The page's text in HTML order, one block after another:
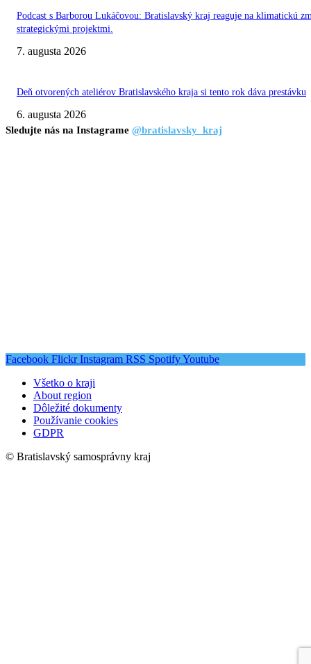
Podcast s Barborou Lukáčovou: Bratislavský kraj reaguje na klimatickú
strategickými projektmi.
7. augusta 2026
Deň otvorených ateliérov Bratislavského kraja si tento rok dáva prestávku
6. augusta 2026
Sledujte nás na Instagrame @bratislavsky_kraj
Facebook Flickr Instagram RSS SpotifyYoutube
Všetko o kraji
About region
Dôležité dokumenty
Používanie cookies
GDPR
© Bratislavský samosprávny kraj